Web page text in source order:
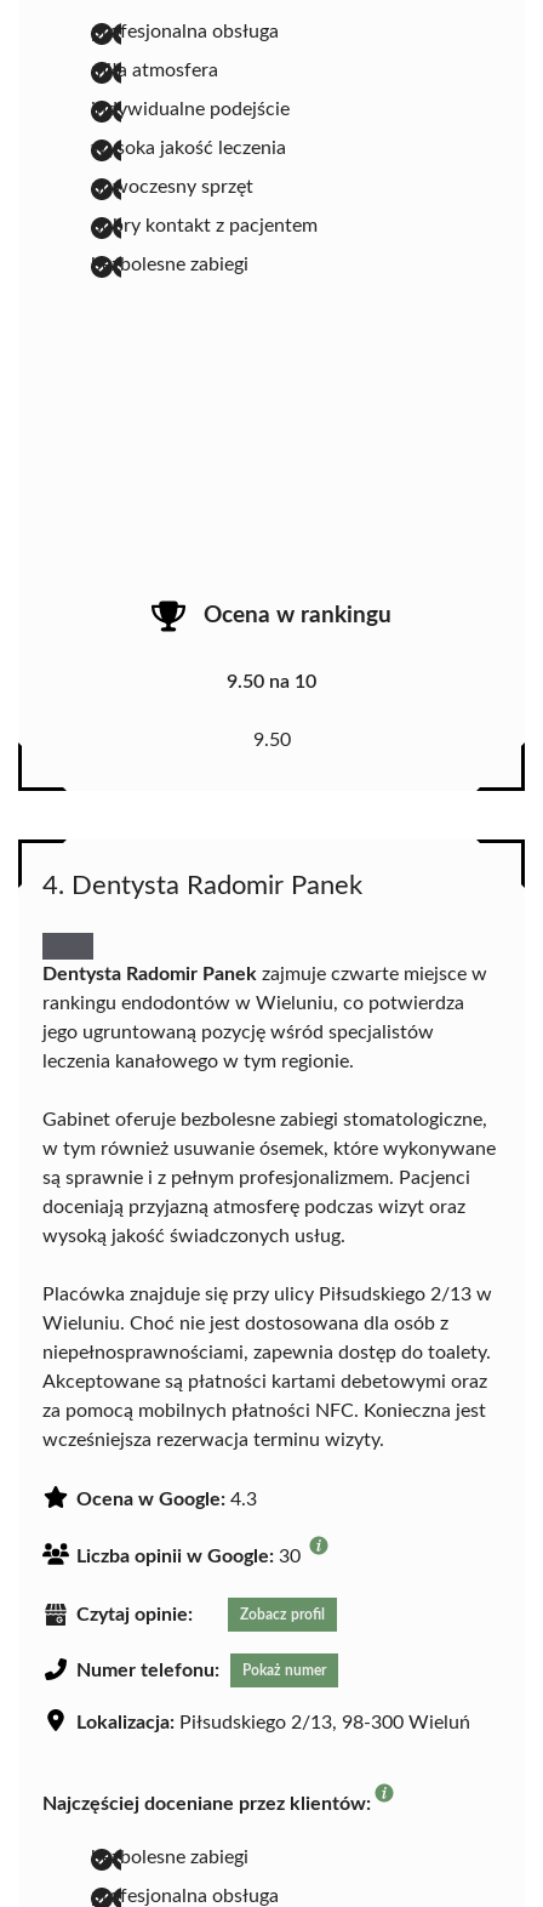
profesjonalna obsługa
miła atmosfera
indywidualne podejście
wysoka jakość leczenia
nowoczesny sprzęt
dobry kontakt z pacjentem
bezbolesne zabiegi
Ocena w rankingu
9.50 na 10
9.50
4. Dentysta Radomir Panek
Dentysta Radomir Panek zajmuje czwarte miejsce w
rankingu endodontów w Wieluniu, co potwierdza
jego ugruntowaną pozycję wśród specjalistów
leczenia kanałowego w tym regionie.
Gabinet oferuje bezbolesne zabiegi stomatologiczne,
w tym również usuwanie ósemek, które wykonywane
są sprawnie i z pełnym profesjonalizmem. Pacjenci
doceniają przyjazną atmosferę podczas wizyt oraz
wysoką jakość świadczonych usług.
Placówka znajduje się przy ulicy Piłsudskiego 2/13 w
Wieluniu. Choć nie jest dostosowana dla osób z
niepełnosprawnościami, zapewnia dostęp do toalety.
Akceptowane są płatności kartami debetowymi oraz
za pomocą mobilnych płatności NFC. Konieczna jest
wcześniejsza rezerwacja terminu wizyty.
Ocena w Google: 4.3
Liczba opinii w Google: 30
Czytaj opinie: Zobacz profil
Numer telefonu: Pokaż numer
Lokalizacja: Piłsudskiego 2/13, 98-300 Wieluń
Najczęściej doceniane przez klientów:
bezbolesne zabiegi
profesjonalna obsługa